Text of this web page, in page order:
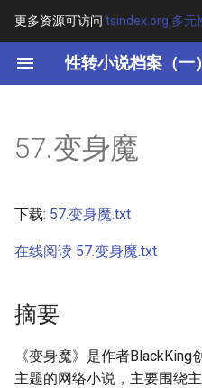
更多资源可访问 tsindex.org 多元
性转小说档案（一）
键
开
搜
索
其他信息 [Processed Page
57.变身魔
下载: 57.变身魔.txt
在线阅读 57.变身魔.txt
摘要
《变身魔》是作者
主题的网络小说，主要围绕